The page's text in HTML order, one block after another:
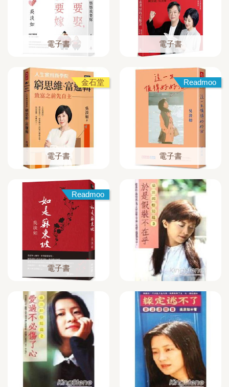
電子書 電子書
金石堂
電子書
Readmoo
電子書
Readmoo
電子書